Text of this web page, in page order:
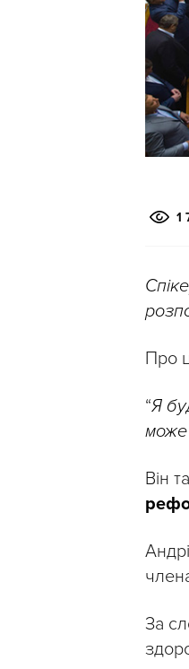
1
Про
“Я
може
Він
За